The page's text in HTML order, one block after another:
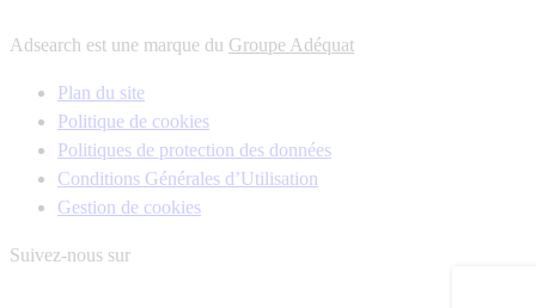
Adsearch est une marque du Groupe Adéquat
Plan du site
Politique de cookies
Politiques de protection des données
Conditions Générales d’Utilisation
Gestion de cookies
Suivez-nous sur